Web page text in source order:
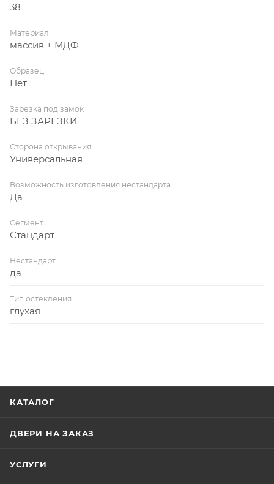
38
Материал
массив + МДФ
Образец
Нет
Зарезка под замок
БЕЗ ЗАРЕЗКИ
Сторона открывания
Универсальная
Возможность изготовления нестандарта
Да
Сегмент
Стандарт
Нестандарт
да
Тип остекления
глухая
КАТАЛОГ
ДВЕРИ НА ЗАКАЗ
УСЛУГИ